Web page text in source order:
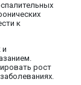
к
и
рост